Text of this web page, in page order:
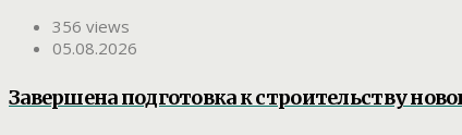
356 views
05.08.2026
Завершена подготовка к строительству